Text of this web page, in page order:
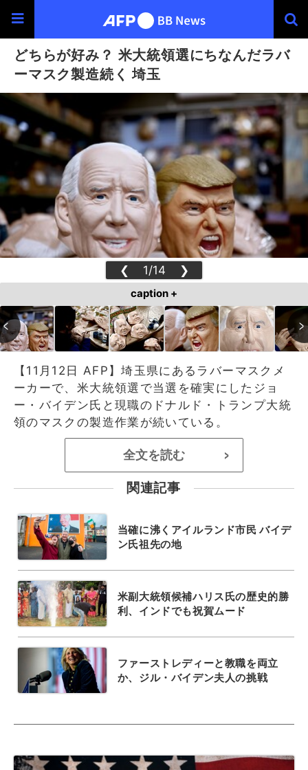
どちらが好み？ 米大統領選にちなんだラバ
ーマスク製造続く 埼玉
❮ 1/14 ❯
caption +
【11月12日 AFP】埼玉県にあるラバーマスクメ
ーカーで、米大統領選で当選を確実にしたジョ
ー・バイデン氏と現職のドナルド・トランプ大統
領のマスクの製造作業が続いている。
全文を読む >
関連記事
当確に沸くアイルランド市民 バイデ
ン氏祖先の地
米副大統領候補ハリス氏の歴史的勝
利、インドでも祝賀ムード
ファーストレディーと教職を両立
か、ジル・バイデン夫人の挑戦